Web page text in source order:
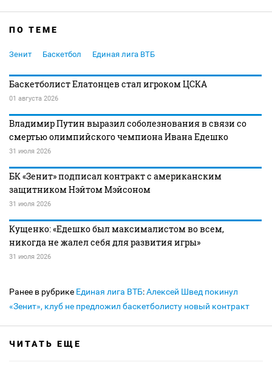
ПО ТЕМЕ
Зенит Баскетбол Единая лига ВТБ
Баскетболист Елатонцев стал игроком ЦСКА
01 августа 2026
Владимир Путин выразил соболезнования в связи со
смертью олимпийского чемпиона Ивана Едешко
31 июля 2026
БК «Зенит» подписал контракт с американским
защитником Нэйтом Мэйсоном
31 июля 2026
Кущенко: «Едешко был максималистом во всем,
никогда не жалел себя для развития игры»
31 июля 2026
Ранее в рубрике Единая лига ВТБ:Алексей Швед покинул
«Зенит», клуб не предложил баскетболисту новый контракт
ЧИТАТЬ ЕЩЕ